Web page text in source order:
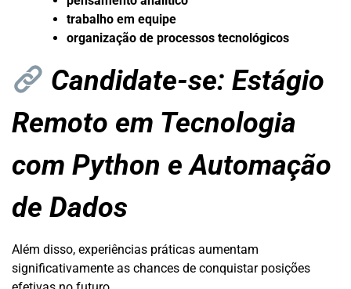
trabalho em equipe
organização de processos tecnológicos
Candidate-se:Estágio
Remoto em Tecnologia
com Python e Automação
de Dados
Além disso, experiências práticas aumentam
significativamente as chances de conquistar posições